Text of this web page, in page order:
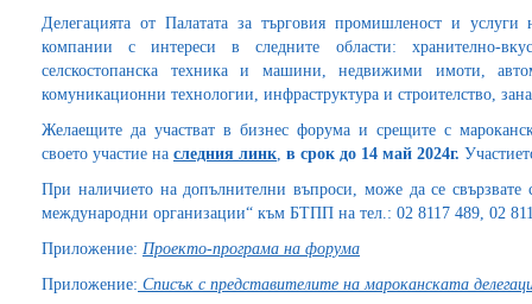
Делегацията от Палатата за търговия промишленост и
компании с интереси в следните области: хранително-
селскостопанска техника и машини, недвижими имоти,
комуникационни технологии, инфраструктура и строителство,
Желаещите да участват в бизнес форума и срещите с
своето участие на следния линк, в срок до 14 май 2024г.
При наличието на допълнителни въпроси, може да се свързвате
международни организации“ към БТПП на тел.: 02 8117 489, 02
Приложение: Проекто-програма на форума
Приложение: Списък с представителите на мароканската